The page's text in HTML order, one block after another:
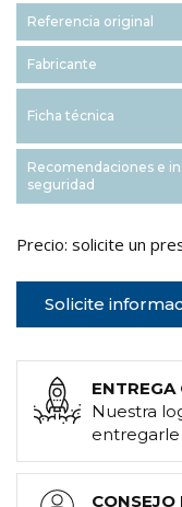
Referencia original
Fabricante
Ficha técnica
Recomendaciones e
seguridad
Precio: solicite un
Solicite
Nuestra
entregarle
CONSEJO